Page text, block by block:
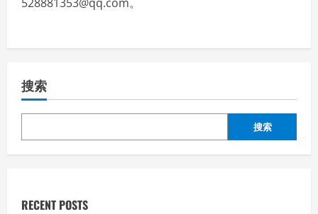
搜索
搜索
RECENT POSTS